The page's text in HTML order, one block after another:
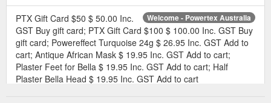
Welcome - Powertex Australia
PTX Gift Card $50 $ 50.00 Inc.
GST Buy gift card; PTX Gift Card $100 $ 100.00 Inc. GST Buy
gift card; Powereffect Turquoise 24g $ 26.95 Inc. GST Add to
cart; Antique African Mask $ 19.95 Inc. GST Add to cart;
Plaster Feet for Bella $ 19.95 Inc. GST Add to cart; Half
Plaster Bella Head $ 19.95 Inc. GST Add to cart